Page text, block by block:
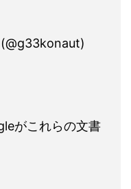
(@g33konaut)
がこれらの文書